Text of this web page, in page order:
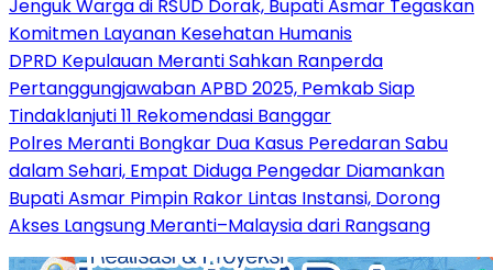
Jenguk Warga di RSUD Dorak, Bupati Asmar Tegaskan
Komitmen Layanan Kesehatan Humanis
DPRD Kepulauan Meranti Sahkan Ranperda
Pertanggungjawaban APBD 2025, Pemkab Siap
Tindaklanjuti 11 Rekomendasi Banggar
Polres Meranti Bongkar Dua Kasus Peredaran Sabu
dalam Sehari, Empat Diduga Pengedar Diamankan
Bupati Asmar Pimpin Rakor Lintas Instansi, Dorong
Akses Langsung Meranti–Malaysia dari Rangsang